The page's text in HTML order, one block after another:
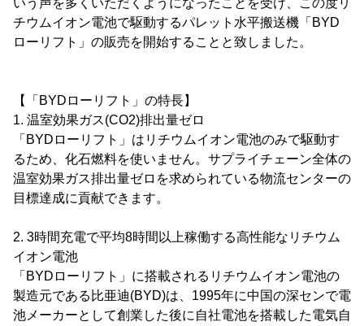
チウムイオン電池で駆動するパレット水平搬送機「BYD
ローリフト」の販売を開始することと致しました。
【「BYDローリフト」の特長】
1. 温室効果ガス(CO2)排出量ゼロ
「BYDローリフト」はリチウムイオン電池のみで駆動す
るため、化石燃料を使いません。サプライチェーン全体の
温室効果ガス排出量ゼロを求められている物流センターの
目標達成に貢献できます。
2. 3時間充電で平均8時間以上稼働する高性能なリチウム
イオン電池
「BYDローリフト」に搭載されるリチウムイオン電池の
製造元である比亜迪(BYD)は、1995年に中国の深センで電
池メーカーとして創業した後に自社電池を搭載した電気自